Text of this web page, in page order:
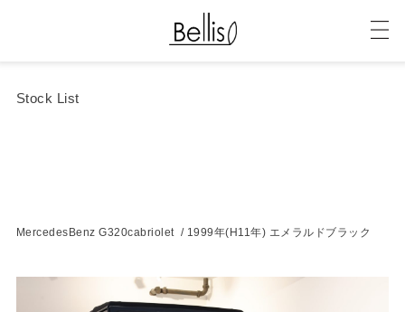
Stock List
MercedesBenz G320cabriolet / 1999年(H11年) エメラルドブラック